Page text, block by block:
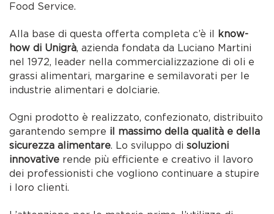
Food Service.
Alla base di questa offerta completa c’è il
know-
how di Unigrà, azienda fondata da Luciano Martini
nel 1972, leader nella commercializzazione di oli e
grassi alimentari, margarine e semilavorati per le
industrie alimentari e dolciarie.
Ogni prodotto è realizzato, confezionato, distribuito
garantendo sempre il massimo della qualità e della
sicurezza alimentare. Lo sviluppo disoluzioni
innovative rende più efficiente e creativo il lavoro
dei professionisti che vogliono continuare a stupire
i loro clienti.